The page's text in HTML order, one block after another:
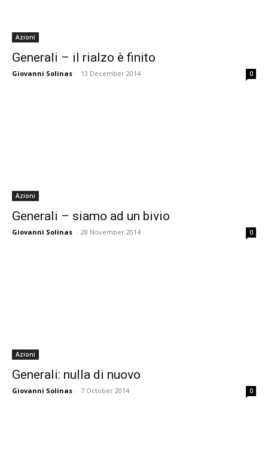
Azioni
Generali – il rialzo è finito
Giovanni Solinas - 13 December 2014 0
Azioni
Generali – siamo ad un bivio
Giovanni Solinas - 28 November 2014 0
Azioni
Generali: nulla di nuovo
Giovanni Solinas - 7 October 2014 0